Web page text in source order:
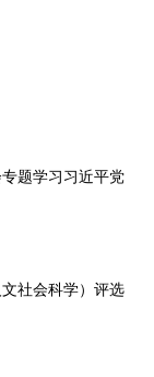
题学习习近平党
社会科学）评选